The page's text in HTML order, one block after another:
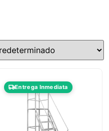
Entrega Inmediata